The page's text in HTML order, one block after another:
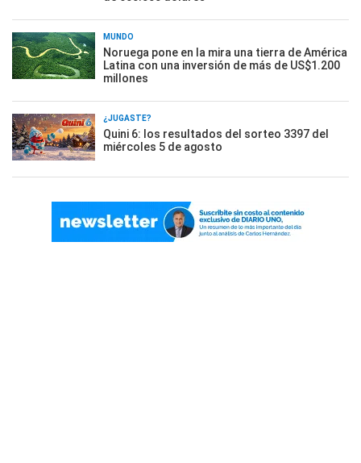
MUNDO
Noruega pone en la mira una tierra de América
Latina con una inversión de más de US$1.200
millones
¿JUGASTE?
Quini 6: los resultados del sorteo 3397 del
miércoles 5 de agosto